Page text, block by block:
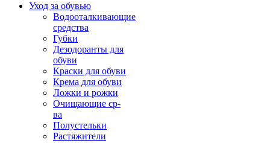
Уход за обувью
Водооталкивающие
средства
Губки
Дезодоранты для
обуви
Краски для обуви
Крема для обуви
Ложки и рожки
Очищающие ср-
ва
Полустельки
Растяжители